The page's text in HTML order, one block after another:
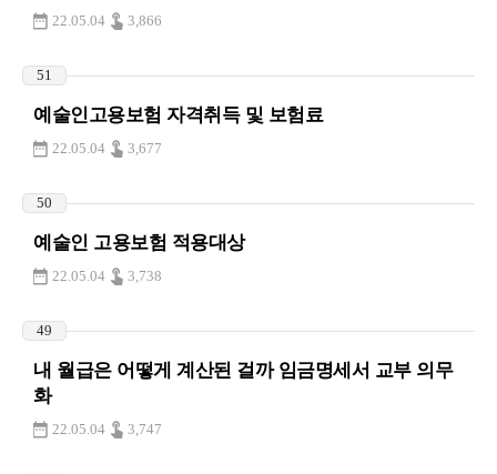
22.05.04 3,866
51
예술인고용보험 자격취득 및 보험료
22.05.04 3,677
50
예술인 고용보험 적용대상
22.05.04 3,738
49
내 월급은 어떻게 계산된 걸까 임금명세서 교부 의무
화
22.05.04 3,747